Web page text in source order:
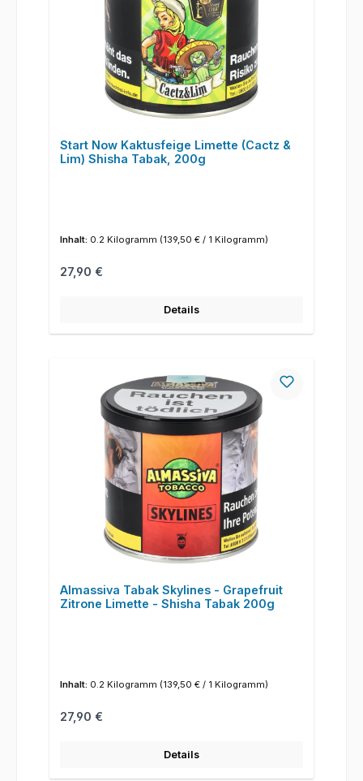
Start Now Kaktusfeige Limette (Cactz &
Lim) Shisha Tabak, 200g
Inhalt: 0.2 Kilogramm (139,50 € / 1 Kilogramm)
Regulärer Preis:
27,90 €
Details
Almassiva Tabak Skylines - Grapefruit
Zitrone Limette - Shisha Tabak 200g
Inhalt: 0.2 Kilogramm (139,50 € / 1 Kilogramm)
Regulärer Preis:
27,90 €
Details